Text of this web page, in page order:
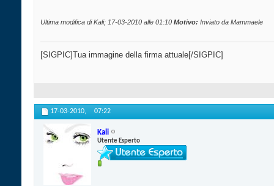
Ultima modifica di Kali; 17-03-2010 alle 01:10 Motivo: Inviato da Mammaele
[SIGPIC]Tua immagine della firma attuale[/SIGPIC]
17-03-2010, 07:22
Kali
Utente Esperto